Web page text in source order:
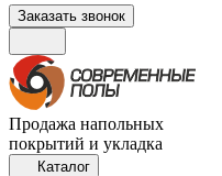
Заказать звонок
Продажа напольных
покрытий и укладка
Каталог